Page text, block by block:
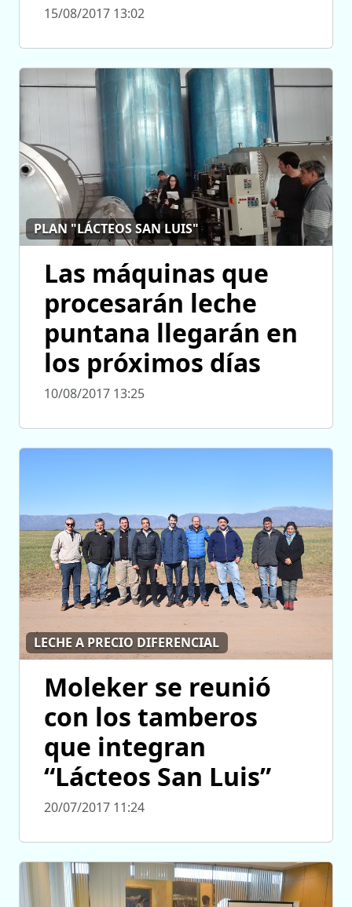
15/08/2017 13:02
PLAN "LÁCTEOS SAN LUIS"
Las máquinas que
procesarán leche
puntana llegarán en
los próximos días
10/08/2017 13:25
LECHE A PRECIO DIFERENCIAL
Moleker se reunió
con los tamberos
que integran
“Lácteos San Luis”
20/07/2017 11:24